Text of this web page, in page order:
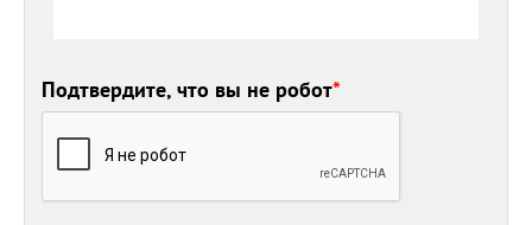
Подтвердите, что вы не робот*